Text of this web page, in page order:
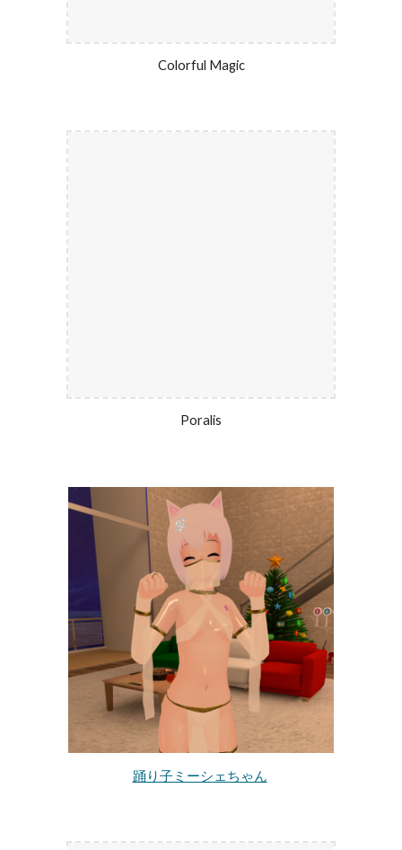
Colorful Magic
Poralis
踊り子ミーシェちゃん